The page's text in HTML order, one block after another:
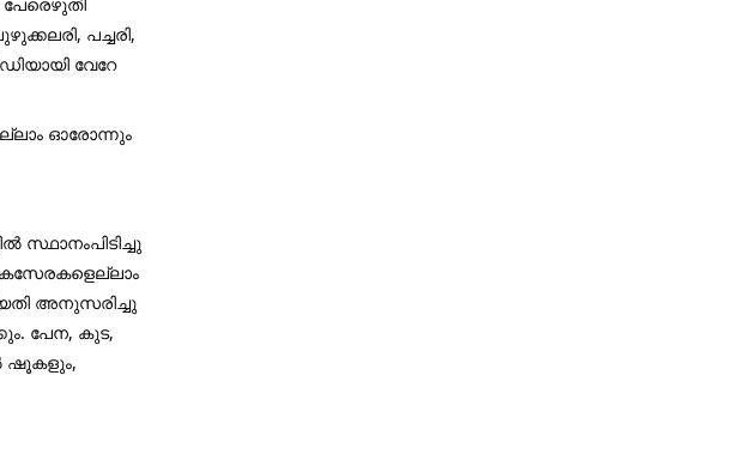
പച്ചരി,
വേറേ
ഓരോന്നും
സ്ഥാനംപിടിച്ചു
കസേരകളെല്ലാം
അനുസരിച്ചു
പേന, കുട,
ഷൂകളും,